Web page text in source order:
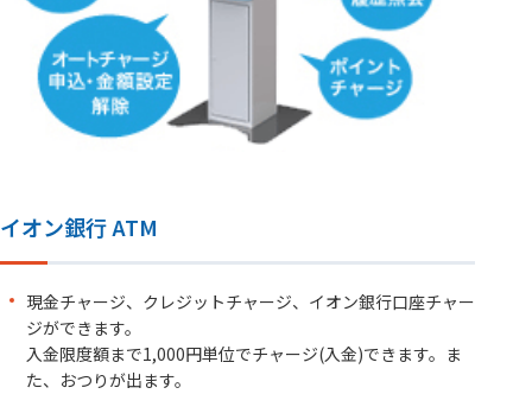
イオン銀行 ATM
現金チャージ、クレジットチャージ、イオン銀行口座チャー
ジができます。
入金限度額まで1,000円単位でチャージ(入金)できます。ま
た、おつりが出ます。